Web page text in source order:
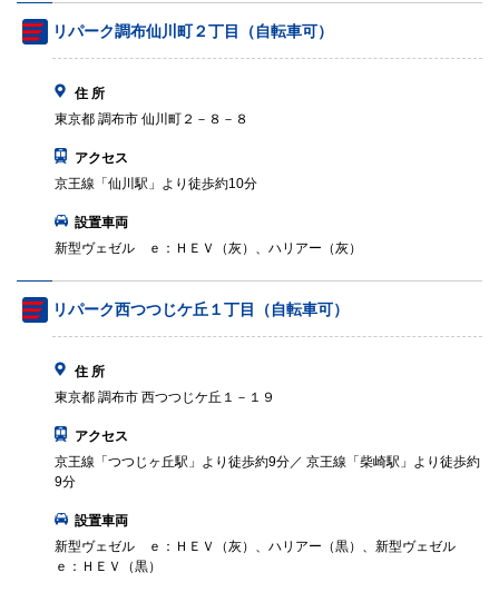
リパーク調布仙川町２丁目（自転車可）
住 所
東京都 調布市 仙川町２－８－８
アクセス
京王線「仙川駅」より徒歩約10分
設置車両
新型ヴェゼル ｅ：ＨＥＶ（灰）、ハリアー（灰）
リパーク西つつじケ丘１丁目（自転車可）
住 所
東京都 調布市 西つつじケ丘１－１９
アクセス
京王線「つつじヶ丘駅」より徒歩約9分／ 京王線「柴崎駅」より徒歩約
9分
設置車両
新型ヴェゼル ｅ：ＨＥＶ（灰）、ハリアー（黒）、新型ヴェゼル
ｅ：ＨＥＶ（黒）